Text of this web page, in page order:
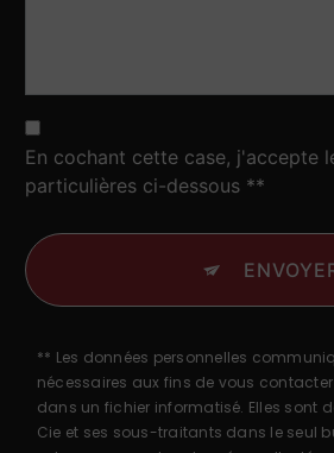
En cochant cette case, j'accepte
particulières ci-dessous **
** Les données personnelles
nécessaires aux fins de vous
dans un fichier informatisé. Elles sont
Cie et ses sous-traitants dans le seul